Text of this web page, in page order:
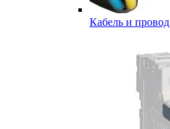
Кабель и провод